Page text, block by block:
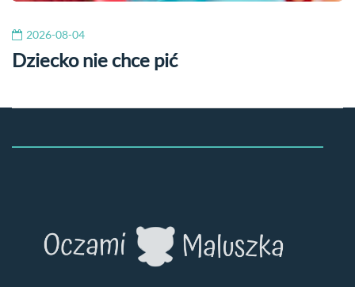
2026-08-04
Dziecko nie chce pić